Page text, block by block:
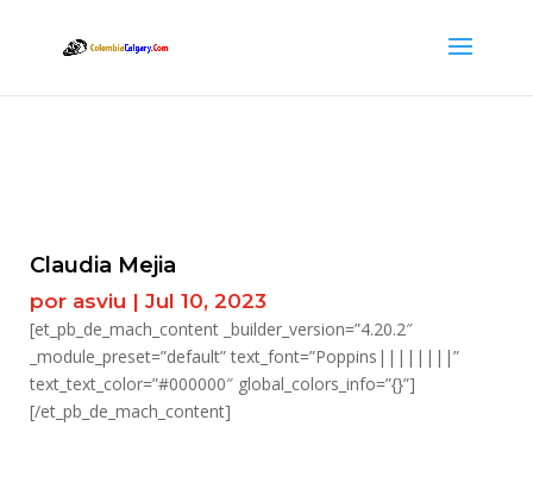
Claudia Mejia
por asviu | Jul 10, 2023
[et_pb_de_mach_content _builder_version=”4.20.2″
_module_preset=”default” text_font=”Poppins||||||||”
text_text_color=”#000000″ global_colors_info=”{}”]
[/et_pb_de_mach_content]